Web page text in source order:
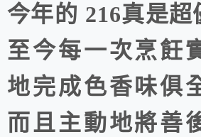
今年的 216真是超
至今每一次烹飪
地完成色香味俱
而且主動地將善